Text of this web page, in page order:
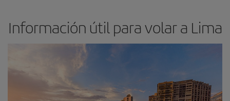
Información útil para volar a Lima